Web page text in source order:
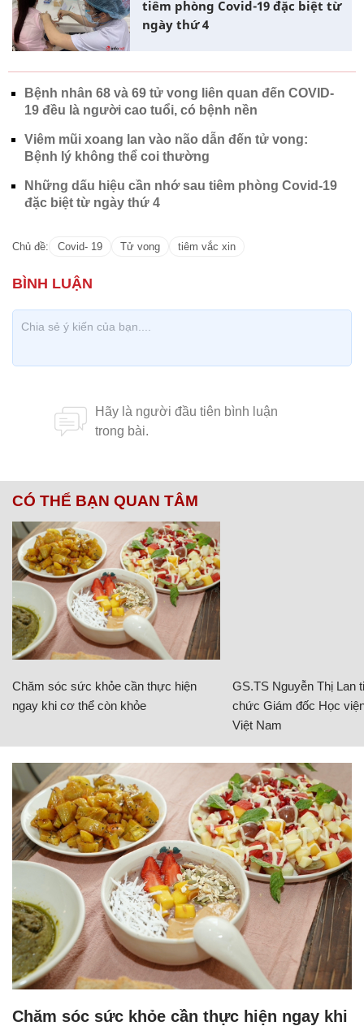
tiêm phòng Covid-19 đặc biệt từ
ngày thứ 4
Bệnh nhân 68 và 69 tử vong liên quan đến COVID-
19 đều là người cao tuổi, có bệnh nền
Viêm mũi xoang lan vào não dẫn đến tử vong:
Bệnh lý không thể coi thường
Những dấu hiệu cần nhớ sau tiêm phòng Covid-19
đặc biệt từ ngày thứ 4
Chủ đề: Covid- 19 Tử vong tiêm vắc xin
CÓ THỂ BẠN QUAN TÂM
Chăm sóc sức khỏe cần thực hiện
ngay khi cơ thể còn khỏe
GS.TS Nguyễn Thị Lan
chức Giám đốc Học
Việt Nam
Chăm sóc sức khỏe cần thực hiện ngay khi